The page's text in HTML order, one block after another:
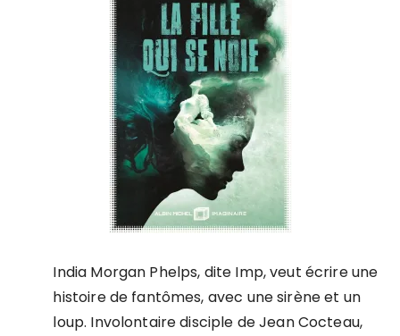
India Morgan Phelps, dite Imp, veut écrire une
histoire de fantômes, avec une sirène et un
loup. Involontaire disciple de Jean Cocteau,